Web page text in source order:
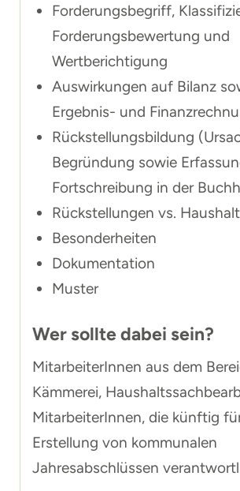
Forderungsbegriff,
Forderungsbewertung und
Wertberichtigung
Auswirkungen auf Bilanz
Ergebnis- und
Rückstellungsbildung
Begründung sowie
Fortschreibung in der
Rückstellungen vs.
Besonderheiten
Dokumentation
Muster
Wer sollte dabei sein?
MitarbeiterInnen aus dem
Kämmerei,
MitarbeiterInnen, die künftig
Erstellung von kommunalen
Jahresabschlüssen